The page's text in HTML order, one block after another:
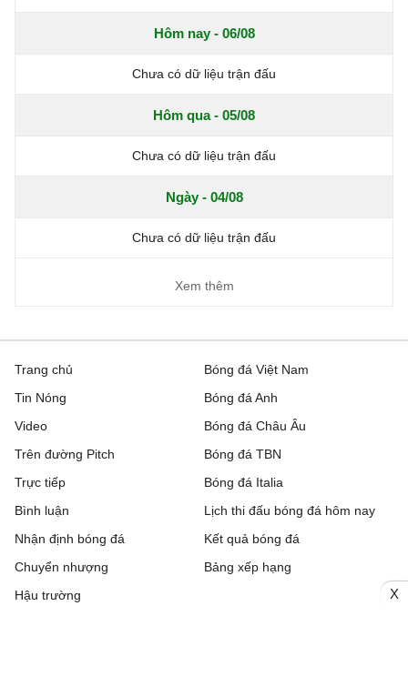
Hôm nay - 06/08
Chưa có dữ liệu trận đấu
Hôm qua - 05/08
Chưa có dữ liệu trận đấu
Ngày - 04/08
Chưa có dữ liệu trận đấu
Xem thêm
Trang chủ
Tin Nóng
Video
Trên đường Pitch
Trực tiếp
Bóng đá Việt Nam
Bóng đá Anh
Bóng đá Châu Âu
Bóng đá TBN
Bóng đá Italia
Bình luận
Nhận định bóng đá
Chuyển nhượng
Hậu trường
Lịch thi đấu bóng đá hôm nay
Kết quả bóng đá
Bảng xếp hạng
X